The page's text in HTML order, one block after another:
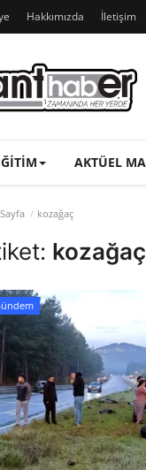
Hakkımızda İletişim
AKTÜEL
kozağaç
kozağaç